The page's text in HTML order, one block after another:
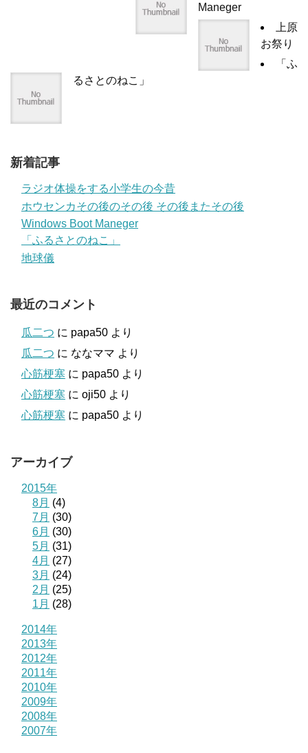
Maneger
上原
お祭り
「ふ
るさとのねこ」
新着記事
ラジオ体操をする小学生の今昔
ホウセンカその後のその後 その後またその後
Windows Boot Maneger
「ふるさとのねこ」
地球儀
最近のコメント
瓜二つ に papa50 より
瓜二つ に ななママ より
心筋梗塞 に papa50 より
心筋梗塞 に oji50 より
心筋梗塞 に papa50 より
アーカイブ
2015年
8月 (4)
7月 (30)
6月 (30)
5月 (31)
4月 (27)
3月 (24)
2月 (25)
1月 (28)
2014年
2013年
2012年
2011年
2010年
2009年
2008年
2007年